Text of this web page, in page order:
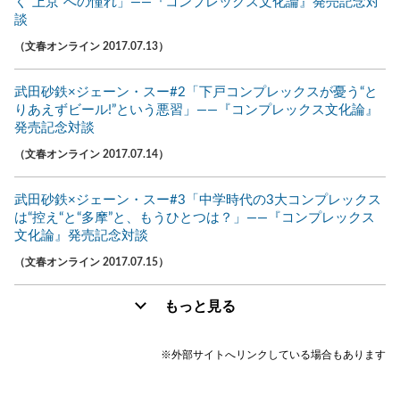
談
（文春オンライン 2017.07.13）
武田砂鉄×ジェーン・スー#2「下戸コンプレックスが憂う“と
りあえずビール!”という悪習」――『コンプレックス文化論』
発売記念対談
（文春オンライン 2017.07.14）
武田砂鉄×ジェーン・スー#3「中学時代の3大コンプレックス
は“控え“と“多摩”と、もうひとつは？」――『コンプレックス
文化論』発売記念対談
（文春オンライン 2017.07.15）
もっと見る
※外部サイトへリンクしている場合もあります